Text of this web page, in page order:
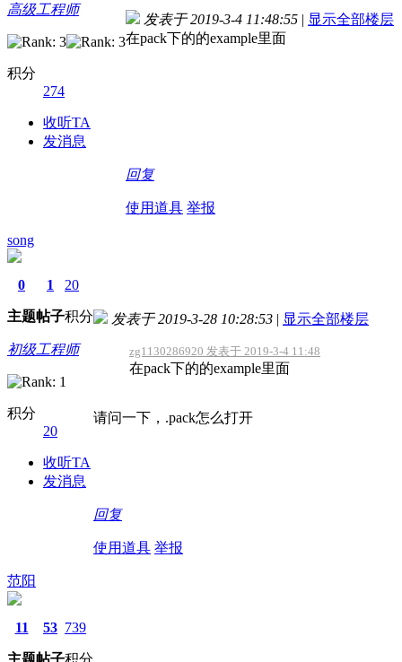
高级工程师
积分
274
收听TA
发消息
发表于 2019-3-4 11:48:55 | 显示全部楼层
在pack下的的example里面
回复
使用道具 举报
song
0
主题
1
帖子
20
积分
初级工程师
积分
20
收听TA
发消息
发表于 2019-3-28 10:28:53 | 显示全部楼层
zg1130286920 发表于 2019-3-4 11:48
在pack下的的example里面
请问一下，.pack怎么打开
回复
使用道具 举报
范阳
11
主题
53
帖子
739
积分